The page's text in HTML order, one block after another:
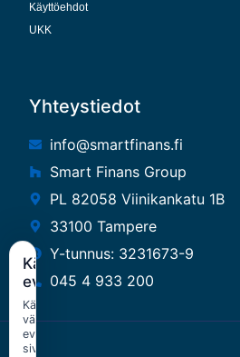
Käyttöehdot
UKK
Yhteystiedot
info@smartfinans.fi
Smart Finans Group
PL 82058 Viinikankatu 1B
33100 Tampere
Y-tunnus: 3231673-9
045 4 933 200
Käytämme
evästeitä
Käytämme
välttämättömiä
evästeitä
sivuston